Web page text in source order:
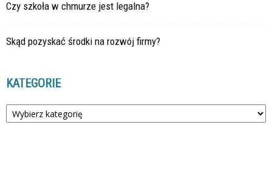
Czy szkoła w chmurze jest legalna?
Skąd pozyskać środki na rozwój firmy?
KATEGORIE
Kategorie